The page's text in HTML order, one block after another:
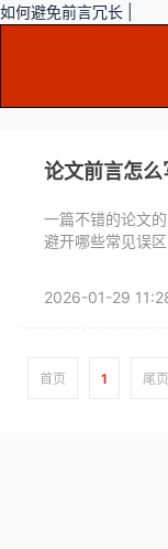
如何避免前言冗长 |
论文前言怎么
一篇不错的论文
避开哪些常见误区
2026-01-29
首页 1 尾页